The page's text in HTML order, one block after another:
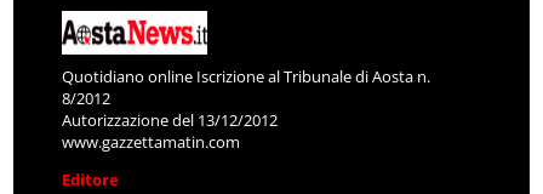
Quotidiano online Iscrizione al Tribunale di Aosta n.
8/2012
Autorizzazione del 13/12/2012
www.gazzettamatin.com
Editore